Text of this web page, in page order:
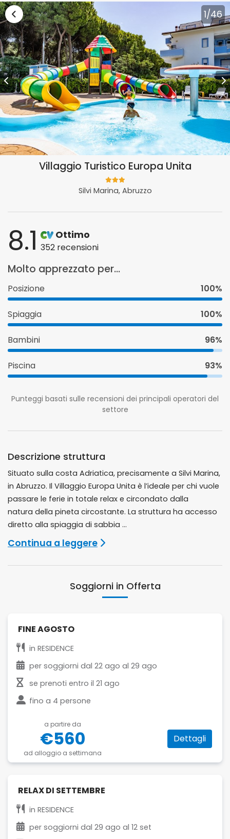
Vai alla lista vacanze Abruzzo 1/46
Villaggio Turistico Europa Unita
Silvi Marina, Abruzzo
8.1 Ottimo
352 recensioni
Molto apprezzato per...
Posizione 100%
Spiaggia 100%
Bambini 96%
Piscina 93%
Punteggi basati sulle recensioni dei principali operatori del
settore
Descrizione struttura
Situato sulla costa Adriatica, precisamente a Silvi Marina,
in Abruzzo. Il Villaggio Europa Unita è l’ideale per chi vuole
passare le ferie in totale relax e circondato dalla
natura della pineta circostante. La struttura ha accesso
diretto alla spiaggia di sabbia ...
Continua a leggere
Soggiorni in Offerta
FINE AGOSTO
in RESIDENCE
per soggiorni dal 22 ago al 29 ago
se prenoti entro il 21 ago
fino a 4 persone
a partire da
€560
ad alloggio a settimana
Dettagli
RELAX DI SETTEMBRE
in RESIDENCE
per soggiorni dal 29 ago al 12 set